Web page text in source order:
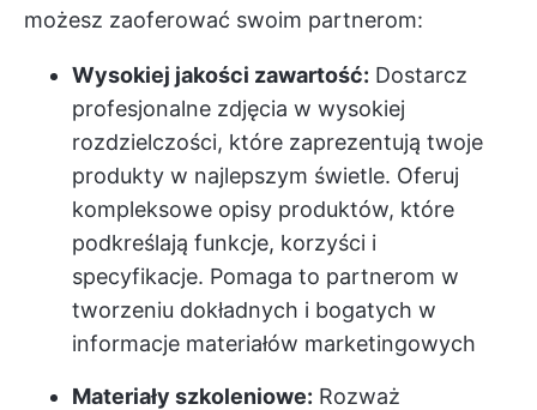
możesz zaoferować swoim partnerom:
Wysokiej jakości zawartość: Dostarcz
profesjonalne zdjęcia w wysokiej
rozdzielczości, które zaprezentują twoje
produkty w najlepszym świetle. Oferuj
kompleksowe opisy produktów, które
podkreślają funkcje, korzyści i
specyfikacje. Pomaga to partnerom w
tworzeniu dokładnych i bogatych w
informacje materiałów marketingowych
Materiały szkoleniowe: Rozważ